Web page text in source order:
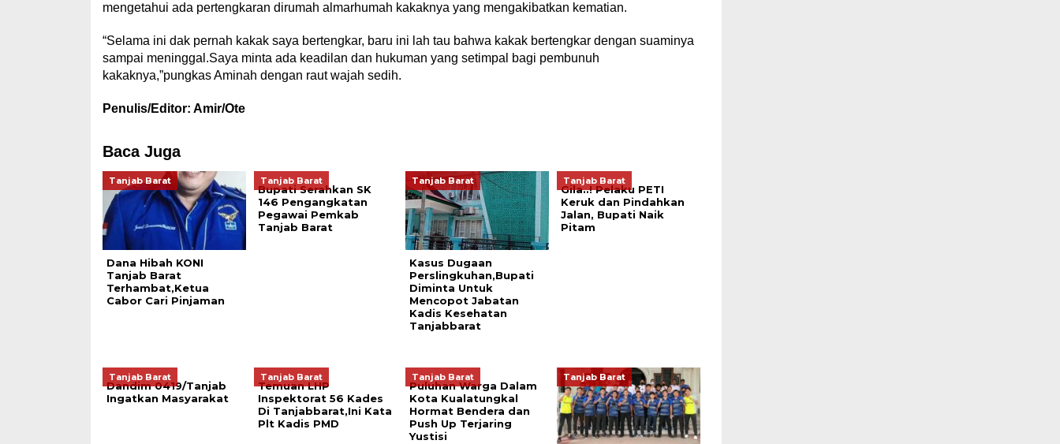
mengetahui ada pertengkaran dirumah almarhumah kakaknya yang mengakibatkan kematian.
“Selama ini dak pernah kakak saya bertengkar, baru ini lah tau bahwa kakak bertengkar dengan suaminya
sampai meninggal.Saya minta ada keadilan dan hukuman yang setimpal bagi pembunuh
kakaknya,”pungkas Aminah dengan raut wajah sedih.
Penulis/Editor: Amir/Ote
Baca Juga
Tanjab Barat
Dana Hibah KONI
Tanjab Barat
Terhambat,Ketua
Cabor Cari Pinjaman
Tanjab Barat
Bupati Serahkan SK
146 Pengangkatan
Pegawai Pemkab
Tanjab Barat
Tanjab Barat
Kasus Dugaan
Perslingkuhan,Bupati
Diminta Untuk
Mencopot Jabatan
Kadis Kesehatan
Tanjabbarat
Tanjab Barat
Gila..! Pelaku PETI
Keruk dan Pindahkan
Jalan, Bupati Naik
Pitam
Tanjab Barat
Dandim 0419/Tanjab
Ingatkan Masyarakat
Tanjab Barat
Temuan LHP
Inspektorat 56 Kades
Di Tanjabbarat,Ini Kata
Plt Kadis PMD
Tanjab Barat
Puluhan Warga Dalam
Kota Kualatungkal
Hormat Bendera dan
Push Up Terjaring
Yustisi
Tanjab Barat